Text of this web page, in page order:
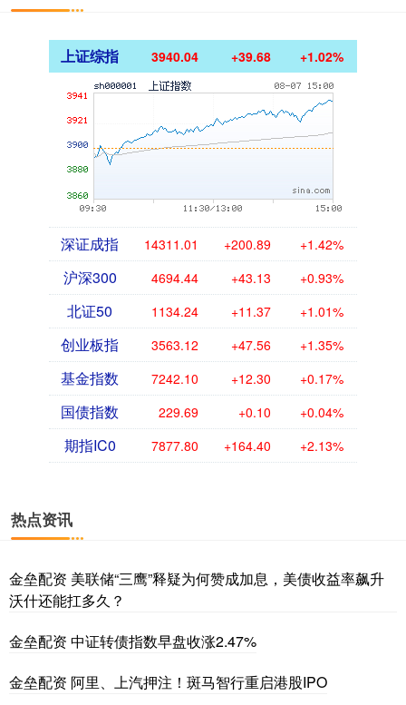
上证综指 3940.04 +39.68 +1.02%
深证成指 14311.01 +200.89 +1.42%
沪深300 4694.44 +43.13 +0.93%
北证50 1134.24 +11.37 +1.01%
创业板指 3563.12 +47.56 +1.35%
基金指数 7242.10 +12.30 +0.17%
国债指数 229.69 +0.10 +0.04%
期指IC0 7877.80 +164.40 +2.13%
热点资讯
金垒配资 美联储“三鹰”释疑为何赞成加息，美债收益率飙升
沃什还能扛多久？
金垒配资 中证转债指数早盘收涨2.47%
金垒配资 阿里、上汽押注！斑马智行重启港股IPO